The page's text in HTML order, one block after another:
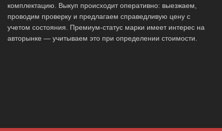
комплектацию. Выкуп происходит оперативно: выезжаем,
проводим проверку и предлагаем справедливую цену с
учетом состояния. Премиум-статус марки имеет интерес на
авторынке — учитываем это при определении стоимости.